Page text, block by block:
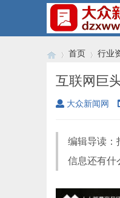
›
首页
›
行业
互联网巨
大众新闻网
编辑导读：
信息还有什